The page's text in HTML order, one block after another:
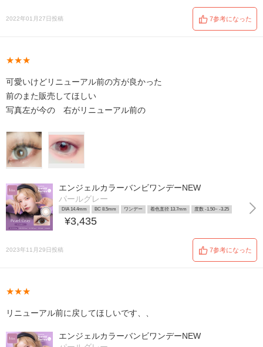
2022年01月27日投稿 7参考になった
★★★
可愛いけどリニューアル前の方が良かった
前のまた販売してほしい
写真左が今の 右がリニューアル前の
エンジェルカラーバンビワンデーNEW
パールグレー
DIA 14.4mm BC 8.5mm ワンデー 着色直径 13.7mm 度数 -1.50~ -3.25
¥3,435
2023年11月29日投稿 7参考になった
★★★
リニューアル前に戻してほしいです、、
エンジェルカラーバンビワンデーNEW